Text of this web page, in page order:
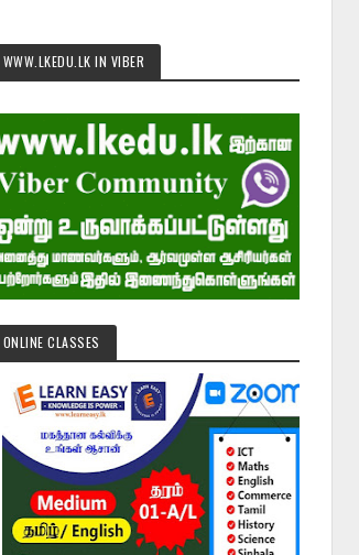
WWW.LKEDU.LK IN VIBER
ONLINE CLASSES